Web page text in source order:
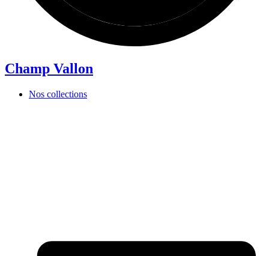
Champ Vallon
Nos collections